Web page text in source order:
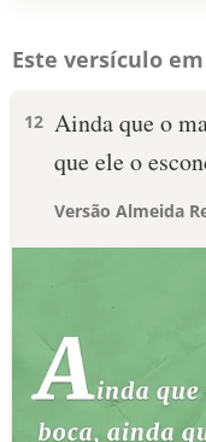
Este versículo
12 Ainda que o
que ele o
Versão Almeida